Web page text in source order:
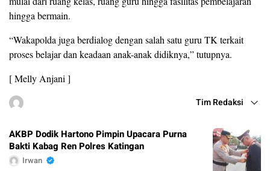
hingga bermain.
“Wakapolda juga berdialog dengan salah satu guru TK terkait
proses belajar dan keadaan anak-anak didiknya,” tutupnya.
[ Melly Anjani ]
Tim Redaksi
AKBP Dodik Hartono Pimpin Upacara Purna
Bakti Kabag Ren Polres Katingan
Irwan